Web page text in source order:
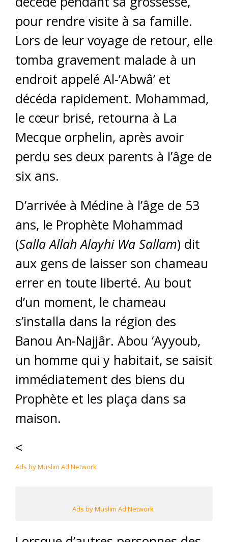
pour rendre visite à sa famille.
Lors de leur voyage de retour, elle
tomba gravement malade à un
endroit appelé Al-’Abwâ’ et
décéda rapidement. Mohammad,
le cœur brisé, retourna à La
Mecque orphelin, après avoir
perdu ses deux parents à l’âge de
six ans.
D’arrivée à Médine à l’âge de 53
ans, le Prophète Mohammad
(Salla Allah Alayhi Wa Sallam) dit
aux gens de laisser son chameau
errer en toute liberté. Au bout
d’un moment, le chameau
s’installa dans la région des
Banou An-Najjâr. Abou ‘Ayyoub,
un homme qui y habitait, se saisit
immédiatement des biens du
Prophète et les plaça dans sa
maison.
<
Ads by Muslim Ad Network
Ads by Muslim Ad Network